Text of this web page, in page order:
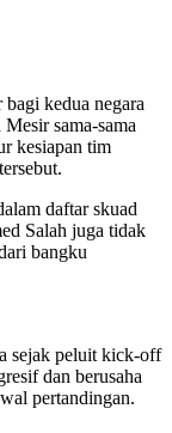
kedua negara
sama-sama
kesiapan tim
daftar skuad
Salah juga tidak
bangku
sejak peluit kick-off
dan berusaha
pertandingan.